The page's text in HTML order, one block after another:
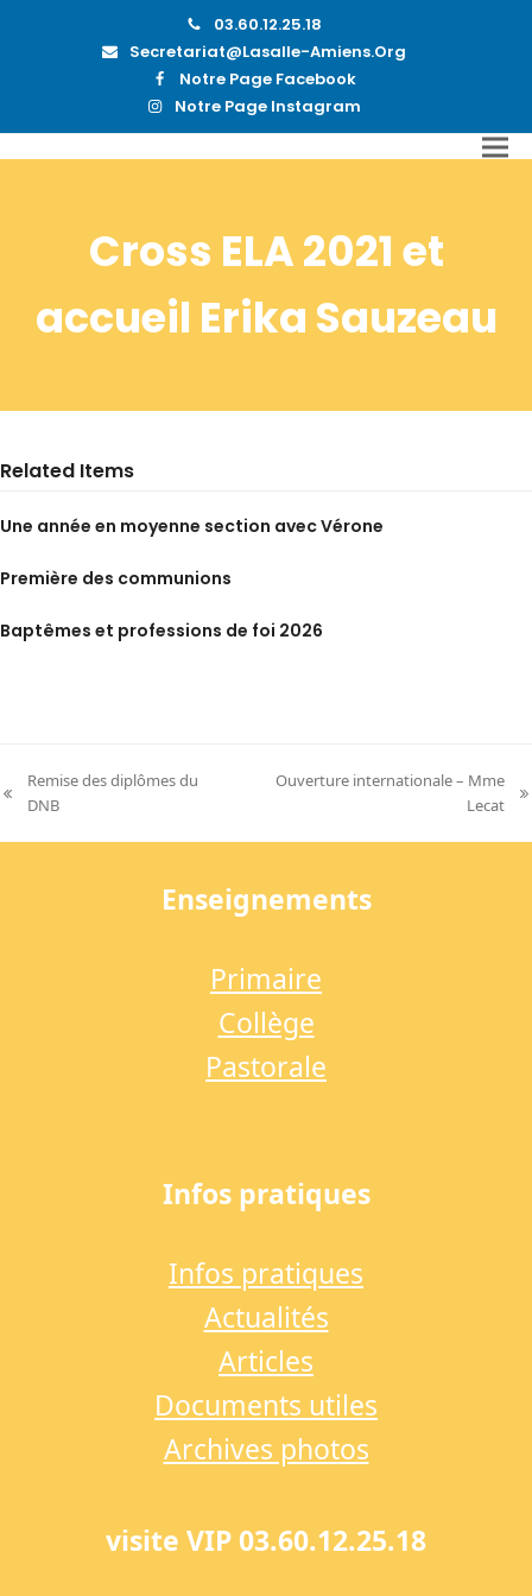
03.60.12.25.18
Secretariat@lasalle-Amiens.org
Notre Page Facebook
Notre Page Instagram
Cross ELA 2021 et
accueil Erika Sauzeau
Related Items
Une année en moyenne section avec Vérone
Première des communions
Baptêmes et professions de foi 2026
previous
Remise des diplômes du
DNB
Ouverture internationale – Mme
Lecat
Enseignements
Primaire
Collège
Pastorale
Infos pratiques
Infos pratiques
Actualités
Articles
Documents utiles
Archives photos
visite VIP 03.60.12.25.18